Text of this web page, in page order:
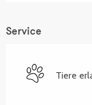
Service
Tiere